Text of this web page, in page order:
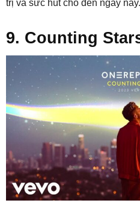
trị và sức hút cho đến ngày nay.
9. Counting